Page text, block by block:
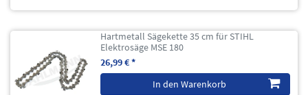
Hartmetall Sägekette 35 cm für STIHL
Elektrosäge MSE 180
26,99 € *
In den Warenkorb